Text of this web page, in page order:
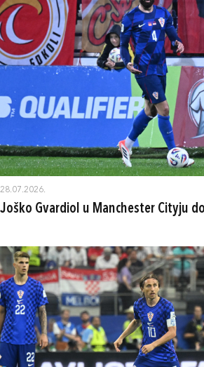
28.07.2026.
Joško Gvardiol u Manchester Cityju